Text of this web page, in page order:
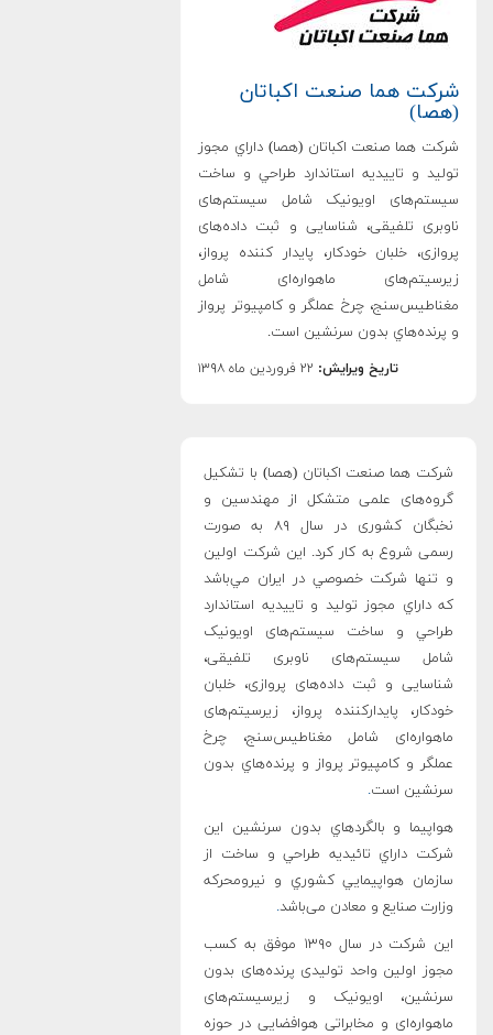
شرکت هما صنعت اکباتان
(هصا)
شرکت هما صنعت اکباتان (هصا) داراي مجوز
تولید و تاييديه استاندارد طراحي و ساخت
سیستم‌های اویونیک شامل سیستم‌های
ناوبری تلفیقی، شناسایی و ثبت داده‌های
پروازی، خلبان خودکار، پایدار کننده پرواز،
زیرسیتم‌های ماهواره‌ای شامل
مغناطیس‌سنج، چرخ عملگر و کامپیوتر پرواز
و پرنده‌هاي بدون سرنشين است.
تاریخ ویرایش: ۲۲ فروردین ماه ۱۳۹۸
شرکت هما صنعت اکباتان (هصا) با تشکیل
گروه‌های علمی متشکل از مهندسین و
نخبگان کشوری در سال ۸۹ به صورت
رسمی شروع به کار کرد. این شرکت اولين
و تنها شرکت خصوصي در ايران مي‌باشد
که داراي مجوز تولید و تاييديه استاندارد
طراحي و ساخت سیستم‌های اویونیک
شامل سیستم‌های ناوبری تلفیقی،
شناسایی و ثبت داده‌های پروازی، خلبان
خودکار، پایدارکننده پرواز، زیرسیتم‌های
ماهواره‌ای شامل مغناطیس‌سنج، چرخ
عملگر و کامپیوتر پرواز و پرنده‌هاي بدون
سرنشين است.
هواپيما و بالگردهاي بدون سرنشين اين
شرکت داراي تائيديه طراحي و ساخت از
سازمان هواپيمايي کشوري و نيرومحرکه
وزارت صنايع و معادن می‌باشد.
این شرکت در سال ۱۳۹۰ موفق به کسب
مجوز اولین واحد تولیدی پرنده‌های بدون
سرنشین، اویونیک و زیرسیستم‌های
ماهواره‌ای و مخابراتی هوافضایی در حوزه